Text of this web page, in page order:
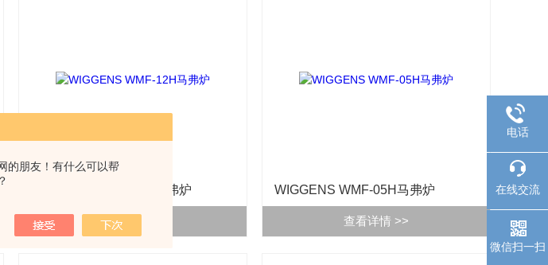
的朋友！有什么可以帮
WIGGENS WMF-12H马弗炉
查看详情 >>
WIGGENS WMF-05H马弗炉
查看详情 >>
电话
在线交流
微信扫一扫